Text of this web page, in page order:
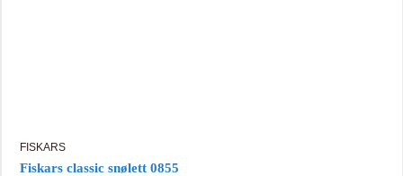
FISKARS
Fiskars classic snølett 0855